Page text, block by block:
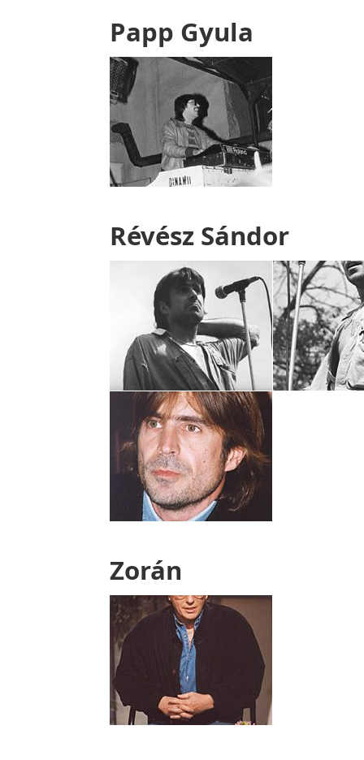
Papp Gyula
Révész Sándor
Zorán